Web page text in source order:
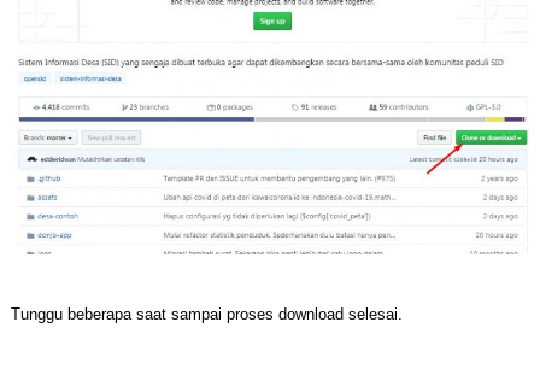
Tunggu beberapa saat sampai proses download selesai.